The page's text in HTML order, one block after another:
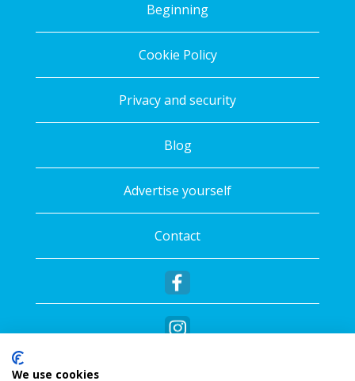
Beginning
Cookie Policy
Privacy and security
Blog
Advertise yourself
Contact
We use cookies